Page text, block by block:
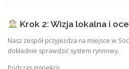
Krok 2: Wizja lokalna i
Nasz zespół przyjeżdża na miejsce w
dokładnie sprawdzić system rynnowy.